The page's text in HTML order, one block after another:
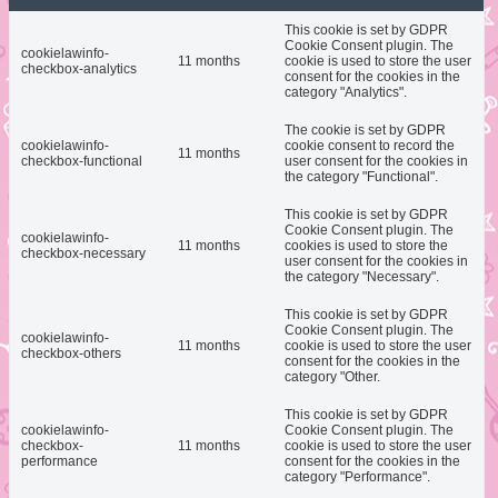
cookielawinfo-
checkbox-analytics
11 months
This cookie is set by GDPR
Cookie Consent plugin. The
cookie is used to store the user
consent for the cookies in the
category "Analytics".
cookielawinfo-
checkbox-functional
11 months
The cookie is set by GDPR
cookie consent to record the
user consent for the cookies in
the category "Functional".
cookielawinfo-
checkbox-necessary
11 months
This cookie is set by GDPR
Cookie Consent plugin. The
cookies is used to store the
user consent for the cookies in
the category "Necessary".
cookielawinfo-
checkbox-others
11 months
This cookie is set by GDPR
Cookie Consent plugin. The
cookie is used to store the user
consent for the cookies in the
category "Other.
cookielawinfo-
checkbox-
performance
11 months
This cookie is set by GDPR
Cookie Consent plugin. The
cookie is used to store the user
consent for the cookies in the
category "Performance".